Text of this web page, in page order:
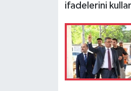
ifadelerini